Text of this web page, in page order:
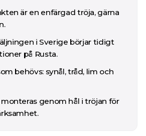
är en enfärgad tröja, gärna
i Sverige börjar tidigt
på Rusta.
behövs: synål, tråd, lim och
genom hål i tröjan för